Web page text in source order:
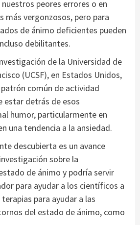
peores errores o en
más vergonzosos, pero para
de ánimo deficientes pueden
debilitantes.
de la Universidad de
(UCSF), en Estados Unidos,
común de actividad
estar detrás de esos
humor, particularmente en
una tendencia a la ansiedad.
descubierta es un avance
sobre la
de ánimo y podría servir
para ayudar a los científicos a
para ayudar a las
del estado de ánimo, como